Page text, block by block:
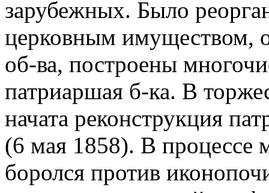
зарубежных. Было
церковным имуществом,
об-ва, построены
патриаршая б-ка. В
начата реконструкция
(6 мая 1858). В процессе
боролся против